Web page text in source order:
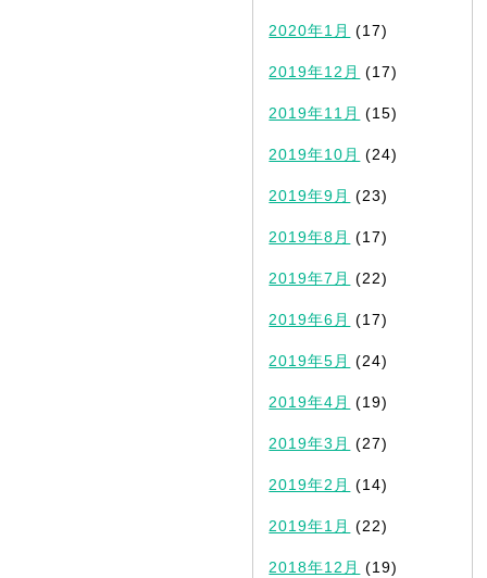
2020年1月 (17)
2019年12月 (17)
2019年11月 (15)
2019年10月 (24)
2019年9月 (23)
2019年8月 (17)
2019年7月 (22)
2019年6月 (17)
2019年5月 (24)
2019年4月 (19)
2019年3月 (27)
2019年2月 (14)
2019年1月 (22)
2018年12月 (19)